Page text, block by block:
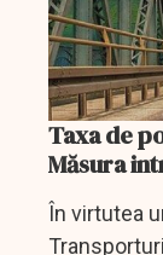
Taxa de
Măsura
În virtutea